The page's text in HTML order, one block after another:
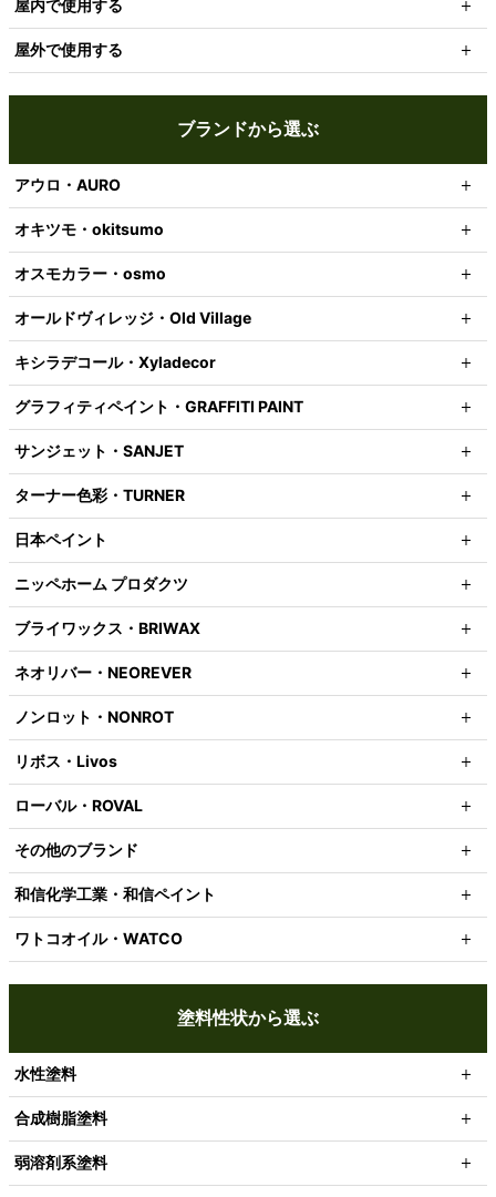
屋内で使用する
屋外で使用する
ブランドから選ぶ
アウロ・AURO
オキツモ・okitsumo
オスモカラー・osmo
オールドヴィレッジ・Old Village
キシラデコール・Xyladecor
グラフィティペイント・GRAFFITI PAINT
サンジェット・SANJET
ターナー色彩・TURNER
日本ペイント
ニッペホーム プロダクツ
ブライワックス・BRIWAX
ネオリバー・NEOREVER
ノンロット・NONROT
リボス・Livos
ローバル・ROVAL
その他のブランド
和信化学工業・和信ペイント
ワトコオイル・WATCO
塗料性状から選ぶ
水性塗料
合成樹脂塗料
弱溶剤系塗料